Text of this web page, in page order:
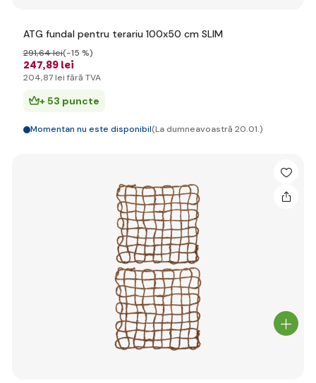
ATG fundal pentru terariu 100x50 cm SLIM
247,89 lei
291,64 lei(-15 %)
204,87 lei fără TVA
+ 53 puncte
Momentan nu este disponibil(La dumneavoastră 20.01.)